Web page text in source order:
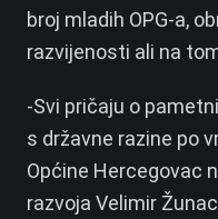
broj mladih OPG-a,
razvijenosti ali na
-Svi pričaju o
s državne razine po
Općine Hercegovac
razvoja Velimir